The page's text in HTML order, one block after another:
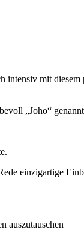
intensiv mit diesem
„Joho“
einzigartige
auszutauschen